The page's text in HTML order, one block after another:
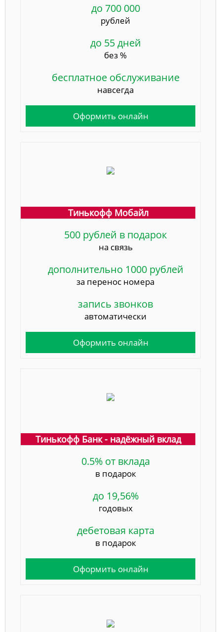
до 700 000
рублей
до 55 дней
без %
бесплатное обслуживание
навсегда
Оформить онлайн
Тинькофф Мобайл
500 рублей в подарок
на связь
дополнительно 1000 рублей
за перенос номера
запись звонков
автоматически
Оформить онлайн
Тинькофф Банк - надёжный вклад
0.5% от вклада
в подарок
до 19,56%
годовых
дебетовая карта
в подарок
Оформить онлайн